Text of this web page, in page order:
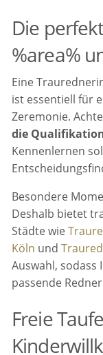
Die
%area%
Eine
ist essentiell für
Zeremonie.
die
Kennenlernen
Besondere
Deshalb bietet
Städte wie
Köln und
Auswahl, sodass
passende
Freie